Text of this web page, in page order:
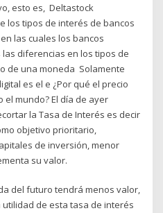
esto es, Deltastock
los tipos de interés de bancos
las cuales los bancos
diferencias en los tipos de
de una moneda Solamente
es el e ¿Por qué el precio
mundo? El día de ayer
la Tasa de Interés es decir
objetivo prioritario,
de inversión, menor
su valor.
del futuro tendrá menos valor,
de esta tasa de interés